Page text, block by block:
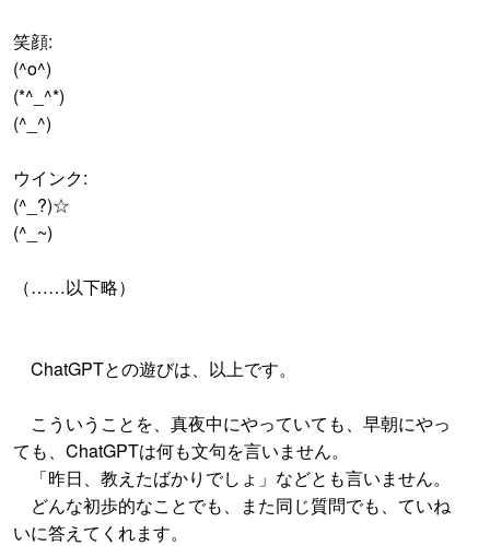
笑顔:
(^o^)
(*^_^*)
(^_^)
ウインク:
(^_?)☆
(^_~)
（……以下略）
ChatGPTとの遊びは、以上です。
こういうことを、真夜中にやっていても、早朝にやっ
ても、ChatGPTは何も文句を言いません。
「昨日、教えたばかりでしょ」などとも言いません。
どんな初歩的なことでも、また同じ質問でも、ていね
いに答えてくれます。